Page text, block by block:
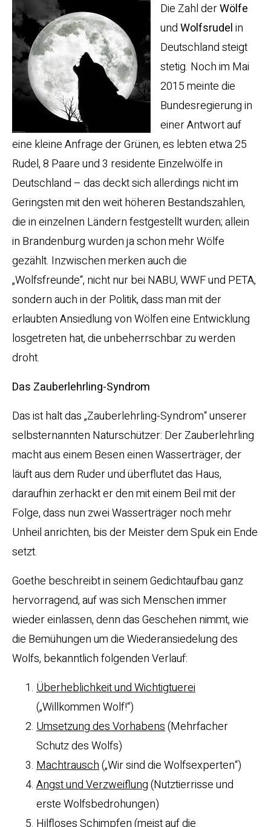
Die Zahl derWölfe
undWolfsrudelin
Deutschland steigt
stetig. Noch im Mai
2015 meinte die
Bundesregierung in
einer Antwort auf
eine kleine Anfrage der Grünen, es lebten etwa 25
Rudel, 8 Paare und 3 residente Einzelwölfe in
Deutschland – das deckt sich allerdings nicht im
Geringsten mit den weit höheren Bestandszahlen,
die in einzelnen Ländern festgestellt wurden; allein
in Brandenburg wurden ja schon mehr Wölfe
gezählt. Inzwischen merken auch die
„Wolfsfreunde“, nicht nur bei NABU, WWF und PETA,
sondern auch in der Politik, dass man mit der
erlaubten Ansiedlung von Wölfen eine Entwicklung
losgetreten hat, die unbeherrschbar zu werden
droht.
Das Zauberlehrling-Syndrom
Das ist halt das „Zauberlehrling-Syndrom“ unserer
selbsternannten Naturschützer: Der Zauberlehrling
macht aus einem Besen einen Wasserträger, der
läuft aus dem Ruder und überflutet das Haus,
daraufhin zerhackt er den mit einem Beil mit der
Folge, dass nun zwei Wasserträger noch mehr
Unheil anrichten, bis der Meister dem Spuk ein Ende
setzt.
Goethe beschreibt in seinem Gedichtaufbau ganz
hervorragend, auf was sich Menschen immer
wieder einlassen, denn das Geschehen nimmt, wie
die Bemühungen um die Wiederansiedelung des
Wolfs, bekanntlich folgenden Verlauf:
Überheblichkeit und Wichtigtuerei
(„Willkommen Wolf!“)
Umsetzung des Vorhabens(Mehrfacher
Schutz des Wolfs)
Machtrausch(„Wir sind die Wolfsexperten“)
Angst und Verzweiflung(Nutztierrisse und
erste Wolfsbedrohungen)